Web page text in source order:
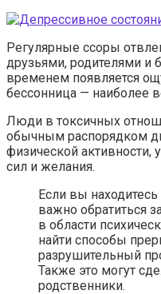
Регулярные ссоры
друзьями, родителями
временем появляется
бессонница — наиболее
Люди в токсичных
обычным распорядком
физической активности,
сил и желания.
Если вы
важно обратиться
в области
найти способы
разрушительный
Также это могут
родственники.